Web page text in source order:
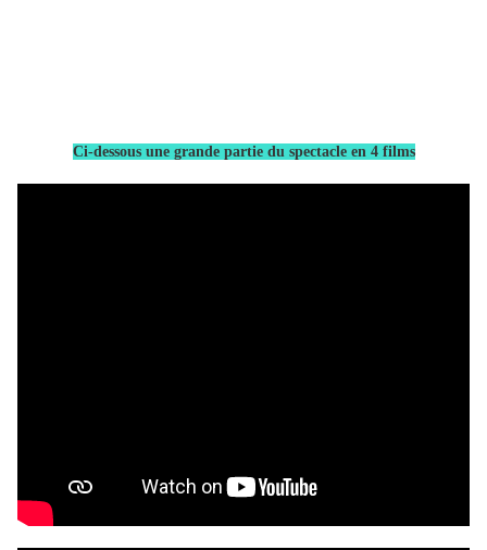
Ci-dessous une grande partie du spectacle en 4 films